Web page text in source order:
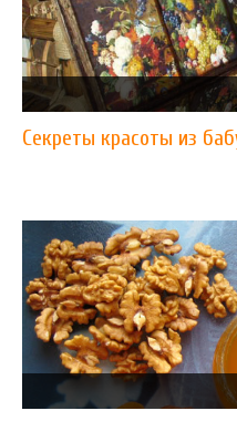
Cекреты красоты из